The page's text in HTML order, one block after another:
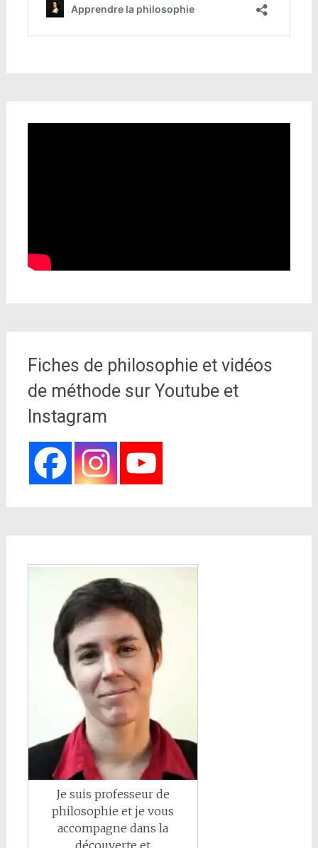
Fiches de philosophie et vidéos
de méthode sur Youtube et
Instagram
Je suis professeur de
philosophie et je vous
accompagne dans la
découverte et